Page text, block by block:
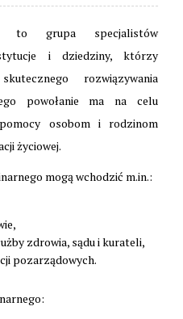
to grupa specjalistów
i dziedziny, którzy
rozwiązywania
powołanie ma na celu
osobom i rodzinom
życiowej.
mogą wchodzić m.in.:
zdrowia, sądu i kurateli,
pozarządowych.